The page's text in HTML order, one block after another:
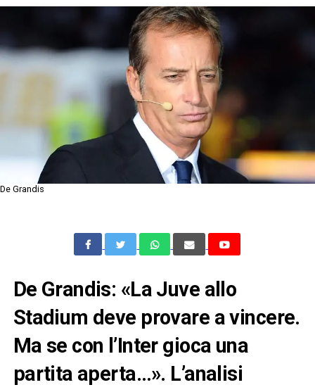
De Grandis
De Grandis: «La Juve allo
Stadium deve provare a vincere.
Ma se con l’Inter gioca una
partita aperta…». L’analisi